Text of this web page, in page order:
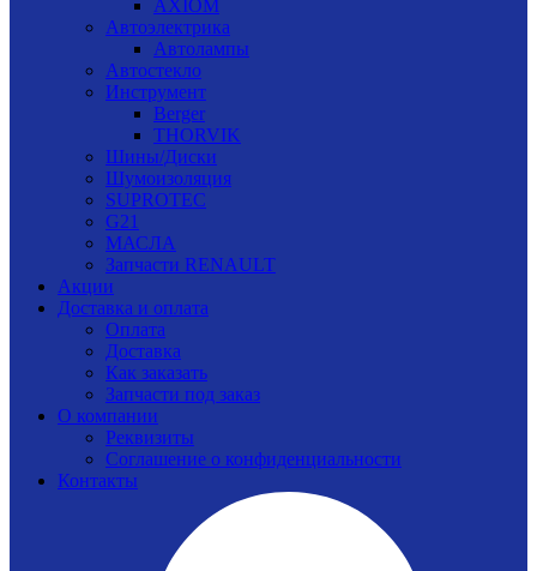
AXIOM
Автоэлектрика
Автолампы
Автостекло
Инструмент
Berger
THORVIK
Шины/Диски
Шумоизоляция
SUPROTEC
G21
МАСЛА
Запчасти RENAULT
Акции
Доставка и оплата
Оплата
Доставка
Как заказать
Запчасти под заказ
О компании
Реквизиты
Соглашение о конфиденциальности
Контакты